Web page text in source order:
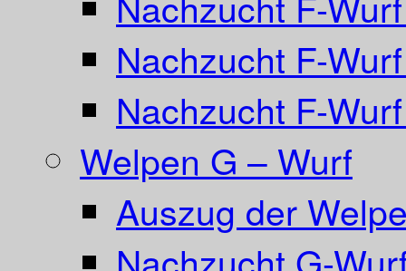
Nachzucht F-
Nachzucht F-
Welpen G – Wurf
Auszug der